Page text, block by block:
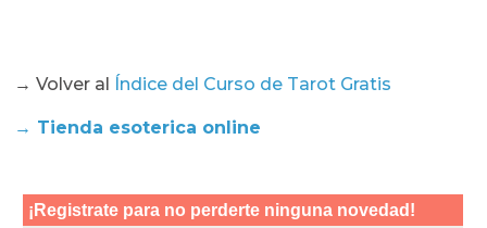
→ Volver al Índice del Curso de Tarot Gratis
→ Tienda esoterica online